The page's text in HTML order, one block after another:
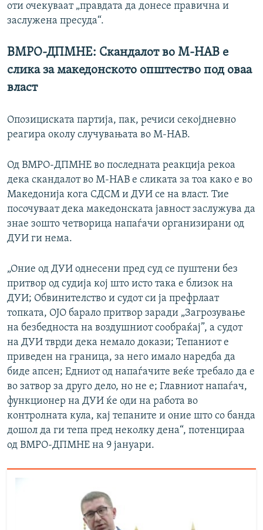
оти очекуваат „правдата да донесе правична и
заслужена пресуда“.
ВМРО-ДПМНЕ: Скандалот во М-НАВ е
слика за македонското општество под оваа
власт
Опозициската партија, пак, речиси секојдневно
реагира околу случувањата во М-НАВ.
Од ВМРО-ДПМНЕ во последната реакција рекоа
дека скандалот во М-НАВ е сликата за тоа како е во
Македонија кога СДСМ и ДУИ се на власт. Тие
посочуваат дека македонската јавност заслужува да
знае зошто четворица напаѓачи организирани од
ДУИ ги нема.
„Оние од ДУИ однесени пред суд се пуштени без
притвор од судија кој што исто така е близок на
ДУИ; Обвинителство и судот си ја префрлаат
топката, ОЈО барало притвор заради „Загрозување
на безбедноста на воздушниот сообраќај”, а судот
на ДУИ тврди дека немало докази; Тепаниот е
приведен на граница, за него имало наредба да
биде апсен; Едниот од напаѓачите веќе требало да е
во затвор за друго дело, но не е; Главниот напаѓач,
функционер на ДУИ ќе оди на работа во
контролната кула, кај тепаните и оние што со банда
дошол да ги тепа пред неколку дена“, потенцираа
од ВМРО-ДПМНЕ на 9 јануари.